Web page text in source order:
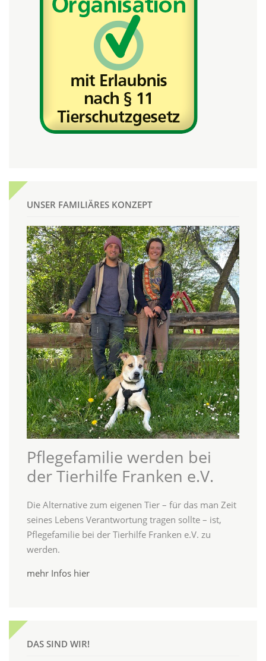
UNSER FAMILIÄRES KONZEPT
Pflegefamilie werden bei
der Tierhilfe Franken e.V.
Die Alternative zum eigenen Tier – für das man Zeit
seines Lebens Verantwortung tragen sollte – ist,
Pflegefamilie bei der Tierhilfe Franken e.V. zu
werden.
mehr Infos hier
DAS SIND WIR!